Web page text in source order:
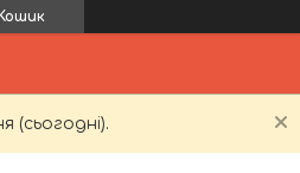
(сьогодні).